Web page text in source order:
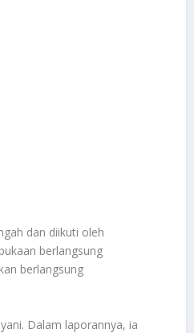
dan diikuti oleh
berlangsung
berlangsung
Dalam laporannya, ia